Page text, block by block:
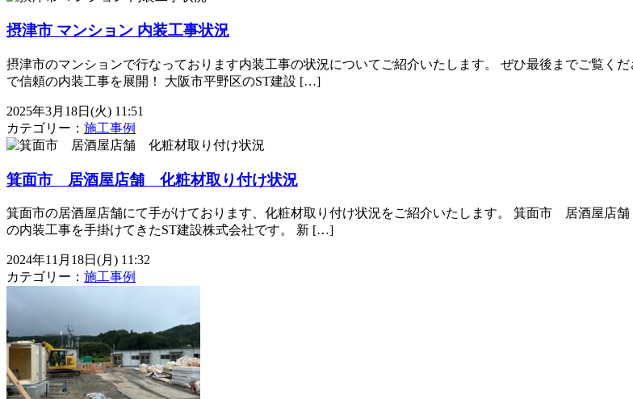
摂津市 マンション 内装工事状況
摂津市のマンションで行なっております内装工事の状況についてご紹介いたします。 ぜひ最後までご覧く
で信頼の内装工事を展開！ 大阪市平野区のST建設 […]
2025年3月18日(火) 11:51
カテゴリー： 施工事例
箕面市 居酒屋店舗 化粧材取り付け状況
箕面市の居酒屋店舗にて手がけております、化粧材取り付け状況をご紹介いたします。 箕面市 居酒屋店
の内装工事を手掛けてきたST建設株式会社です。 新 […]
2024年11月18日(月) 11:32
カテゴリー： 施工事例